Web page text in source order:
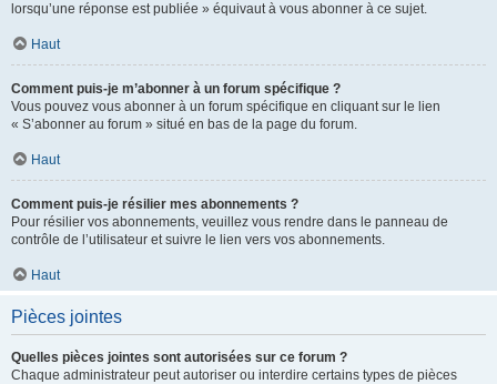
lorsqu’une réponse est publiée » équivaut à vous abonner à ce sujet.
Haut
Comment puis-je m’abonner à un forum spécifique ?
Vous pouvez vous abonner à un forum spécifique en cliquant sur le lien
« S’abonner au forum » situé en bas de la page du forum.
Haut
Comment puis-je résilier mes abonnements ?
Pour résilier vos abonnements, veuillez vous rendre dans le panneau de
contrôle de l’utilisateur et suivre le lien vers vos abonnements.
Haut
Pièces jointes
Quelles pièces jointes sont autorisées sur ce forum ?
Chaque administrateur peut autoriser ou interdire certains types de pièces